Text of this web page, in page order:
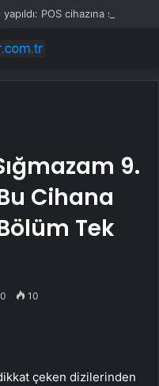
9.
Cihana
Tek
0 10
çeken dizilerinden